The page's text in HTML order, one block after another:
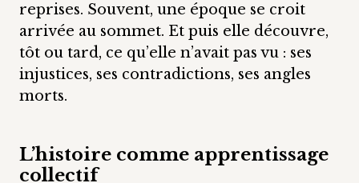
reprises. Souvent, une époque se croit
arrivée au sommet. Et puis elle découvre,
tôt ou tard, ce qu’elle n’avait pas vu : ses
injustices, ses contradictions, ses angles
morts.
L’histoire comme apprentissage
collectif